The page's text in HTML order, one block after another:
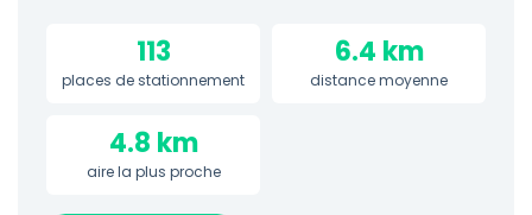
113
places de stationnement
6.4 km
distance moyenne
4.8 km
aire la plus proche